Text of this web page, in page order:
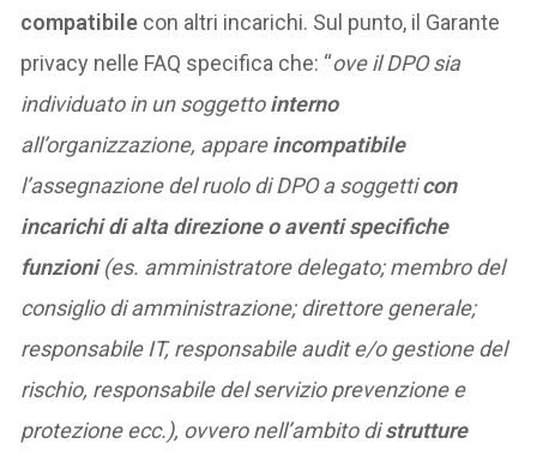
compatibile con altri incarichi. Sul punto, il Garante
privacy nelle FAQ specifica che: “ove il DPO sia
individuato in un soggettointerno
all’organizzazione, appareincompatibile
l’assegnazione del ruolo di DPO a soggetticon
incarichi di alta direzione o aventi specifiche
funzioni(es. amministratore delegato; membro del
consiglio di amministrazione; direttore generale;
responsabile IT, responsabile audit e/o gestione del
rischio, responsabile del servizio prevenzione e
protezione ecc.), ovvero nell’ambito distrutture